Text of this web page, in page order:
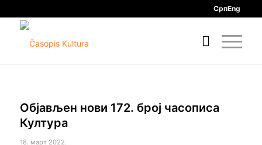
СрпEng
Објављен нови 172. број часописа
Култура
18. март 2022.